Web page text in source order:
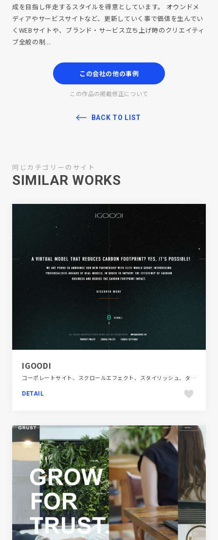
成を目指し伴走するスタイルを得意としています。 オウンドメ
ディアやサービスサイトなど、更新していく事で価値を生んでい
くWEBサイトや、ブランド・サービス立ち上げ時のクリエイティ
ブ全般の制...
この会社の他の事例
この作品の掲載修正について
BACK TO LIST
同じカテゴリーのサイト
SIMILAR WORKS
IGOODI
コーポレートサイト、スクロールエフェクト、スタイリッシュ、タイポグラフィー、テクノロジー・サイエンス、ブラック系 、ホワイト系、モーション多め、海外サイト
DETAIL